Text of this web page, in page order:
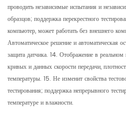
проводить независимые испытания и
образцов; поддержка перекрестного
компьютер, может работать без внешнего
Автоматическое решение и автоматическая
защита датчика. 14. Отображение в реальном
кривых и данных скорости передачи,
температуры. 15. Не изменит свойства
тестирования; поддержка непрерывного
температуре и влажности.